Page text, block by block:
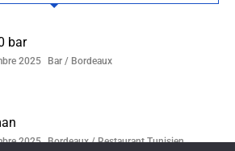
bar
2025 Bar / Bordeaux
2025 Bordeaux / Restaurant Tunisien